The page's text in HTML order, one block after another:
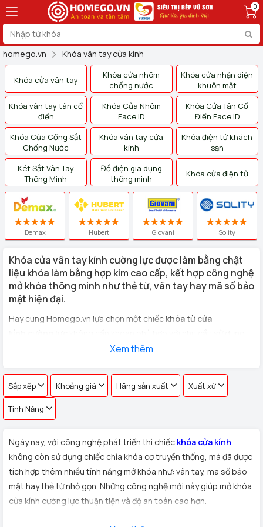
0
homego.vn Khóa vân tay cửa kính
Khóa cửa vân tay
Khóa cửa nhôm
chống nước
Khóa cửa nhận diện
khuôn mặt
Khóa vân tay tân cổ
điển
Khóa Cửa Nhôm
Face ID
Khóa Cửa Tân Cổ
Điển Face ID
Khóa Cửa Cổng Sắt
Chống Nước
Khóa vân tay cửa
kính
Khóa điện tử khách
sạn
Két Sắt Vân Tay
Thông Minh
Đồ điện gia dụng
thông minh
Khóa cửa điện tử
Demax Hubert Giovani Solity
Khóa cửa vân tay kính cường lực được làm bằng chật
liệu khóa làm bằng hợp kim cao cấp, kết hợp công nghệ
mở khóa thông minh như thẻ từ, vân tay hay mã số bảo
mật hiện đại.
Hãy cùng Homego.vn lựa chọn một chiếc khóa từ cửa
cửa kính văn phòng, cửa hàng, nhà riêng
Xem thêm
Sắp xếp Khoảng giá Hãng sản xuất Xuất xứ
Tính Năng
Ngày nay, với công nghệ phát triển thì chiếc khóa cửa kính
không còn sử dụng chiếc chìa khóa cơ truyền thống, mà đã được
tích hợp thêm nhiều tính năng mở khóa như: vân tay, mã số bảo
mật hay thẻ từ nhỏ gọn. Những công nghệ mới này giúp mở khóa
cửa kính cường lực thuận tiện và độ an toàn cao hơn.